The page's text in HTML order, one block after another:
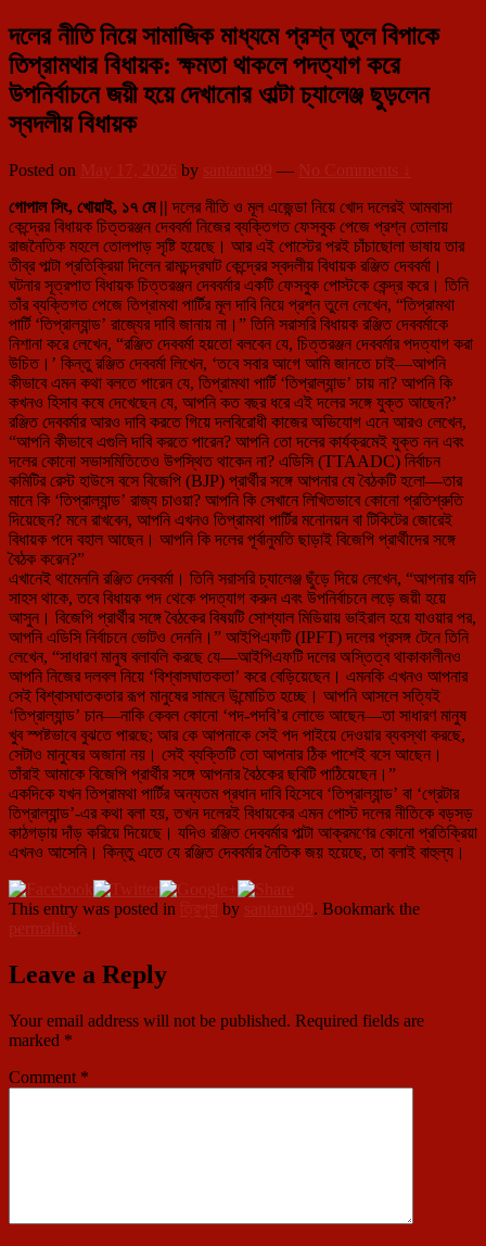
দলের নীতি নিয়ে সামাজিক মাধ্যমে প্রশ্ন তুলে বিপাকে
তিপ্রামথার বিধায়ক: ক্ষমতা থাকলে পদত্যাগ করে
উপনির্বাচনে জয়ী হয়ে দেখানোর ওাল্টা চ্যালেঞ্জ ছুড়লেন
স্বদলীয় বিধায়ক
Posted on May 17, 2026 by santanu99 — No Comments ↓
গোপাল সিং, খোয়াই, ১৭ মে || দলের নীতি ও মূল এজেন্ডা নিয়ে খোদ দলেরই আমবাসা
কেন্দ্রের বিধায়ক চিত্তরঞ্জন দেববর্মা নিজের ব্যক্তিগত ফেসবুক পেজে প্রশ্ন তোলায়
রাজনৈতিক মহলে তোলপাড় সৃষ্টি হয়েছে। আর এই পোস্টের পরই চাঁচাছোলা ভাষায় তার
তীব্র পাল্টা প্রতিক্রিয়া দিলেন রামচন্দ্রঘাট কেন্দ্রের স্বদলীয় বিধায়ক রঞ্জিত দেববর্মা।
ঘটনার সূত্রপাত বিধায়ক চিত্তরঞ্জন দেববর্মার একটি ফেসবুক পোস্টকে কেন্দ্র করে। তিনি
তাঁর ব্যক্তিগত পেজে তিপ্রামথা পার্টির মূল দাবি নিয়ে প্রশ্ন তুলে লেখেন, “তিপ্রামথা
পার্টি ‘তিপ্রাল্যান্ড’ রাজ্যের দাবি জানায় না।” তিনি সরাসরি বিধায়ক রঞ্জিত দেববর্মাকে
নিশানা করে লেখেন, “রঞ্জিত দেববর্মা হয়তো বলবেন যে, চিত্তরঞ্জন দেববর্মার পদত্যাগ করা
উচিত।’ কিন্তু রঞ্জিত দেববর্মা লিখেন, ‘তবে সবার আগে আমি জানতে চাই—আপনি
কীভাবে এমন কথা বলতে পারেন যে, তিপ্রামথা পার্টি ‘তিপ্রাল্যান্ড’ চায় না? আপনি কি
কখনও হিসাব কষে দেখেছেন যে, আপনি কত বছর ধরে এই দলের সঙ্গে যুক্ত আছেন?’
রঞ্জিত দেববর্মার আরও দাবি করতে গিয়ে দলবিরোধী কাজের অভিযোগ এনে আরও লেখেন,
“আপনি কীভাবে এগুলি দাবি করতে পারেন? আপনি তো দলের কার্যক্রমেই যুক্ত নন এবং
দলের কোনো সভাসমিতিতেও উপস্থিত থাকেন না? এডিসি (TTAADC) নির্বাচন
কমিটির রেস্ট হাউসে বসে বিজেপি (BJP) প্রার্থীর সঙ্গে আপনার যে বৈঠকটি হলো—তার
মানে কি ‘তিপ্রাল্যান্ড’ রাজ্য চাওয়া? আপনি কি সেখানে লিখিতভাবে কোনো প্রতিশ্রুতি
দিয়েছেন? মনে রাখবেন, আপনি এখনও তিপ্রামথা পার্টির মনোনয়ন বা টিকিটের জোরেই
বিধায়ক পদে বহাল আছেন। আপনি কি দলের পূর্বানুমতি ছাড়াই বিজেপি প্রার্থীদের সঙ্গে
বৈঠক করেন?”
এখানেই থামেননি রঞ্জিত দেববর্মা। তিনি সরাসরি চ্যালেঞ্জ ছুঁড়ে দিয়ে লেখেন, “আপনার যদি
সাহস থাকে, তবে বিধায়ক পদ থেকে পদত্যাগ করুন এবং উপনির্বাচনে লড়ে জয়ী হয়ে
আসুন। বিজেপি প্রার্থীর সঙ্গে বৈঠকের বিষয়টি সোশ্যাল মিডিয়ায় ভাইরাল হয়ে যাওয়ার পর,
আপনি এডিসি নির্বাচনে ভোটও দেননি।” আইপিএফটি (IPFT) দলের প্রসঙ্গ টেনে তিনি
লেখেন, “সাধারণ মানুষ বলাবলি করছে যে—আইপিএফটি দলের অস্তিত্ব থাকাকালীনও
আপনি নিজের দলবল নিয়ে ‘বিশ্বাসঘাতকতা’ করে বেড়িয়েছেন। এমনকি এখনও আপনার
সেই বিশ্বাসঘাতকতার রূপ মানুষের সামনে উন্মোচিত হচ্ছে। আপনি আসলে সত্যিই
‘তিপ্রাল্যান্ড’ চান—নাকি কেবল কোনো ‘পদ-পদবি’র লোভে আছেন—তা সাধারণ মানুষ
খুব স্পষ্টভাবে বুঝতে পারছে; আর কে আপনাকে সেই পদ পাইয়ে দেওয়ার ব্যবস্থা করছে,
সেটাও মানুষের অজানা নয়। সেই ব্যক্তিটি তো আপনার ঠিক পাশেই বসে আছেন।
তাঁরাই আমাকে বিজেপি প্রার্থীর সঙ্গে আপনার বৈঠকের ছবিটি পাঠিয়েছেন।”
একদিকে যখন তিপ্রামথা পার্টির অন্যতম প্রধান দাবি হিসেবে ‘তিপ্রাল্যান্ড’ বা ‘গ্রেটার
তিপ্রাল্যান্ড’-এর কথা বলা হয়, তখন দলেরই বিধায়কের এমন পোস্ট দলের নীতিকে বড়সড়
কাঠগড়ায় দাঁড় করিয়ে দিয়েছে। যদিও রঞ্জিত দেববর্মার পাল্টা আক্রমণের কোনো প্রতিক্রিয়া
এখনও আসেনি। কিন্তু এতে যে রঞ্জিত দেববর্মার নৈতিক জয় হয়েছে, তা বলাই বাহুল্য।
This entry was posted in ত্রিপুরা by santanu99. Bookmark the
permalink.
Leave a Reply
Your email address will not be published. Required fields are
marked *
Comment *